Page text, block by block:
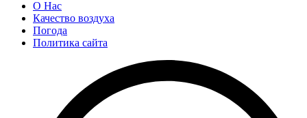
О Нас
Качество воздуха
Погода
Политика сайта